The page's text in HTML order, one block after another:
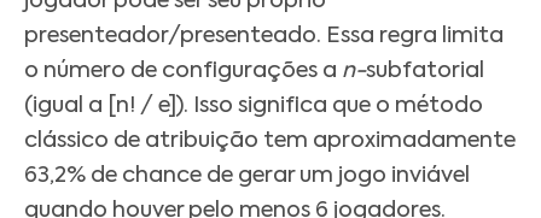
presenteador/presenteado. Essa regra limita
o número de configurações a n-subfatorial
(igual a [n! / e]). Isso significa que o método
clássico de atribuição tem aproximadamente
63,2% de chance de gerar um jogo inviável
quando houver pelo menos 6 jogadores.